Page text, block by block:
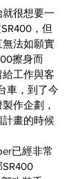
很想要一
，但
法如願實
擦身而
工作與客
車，到了今
作企劃，
畫的時候
已經非常